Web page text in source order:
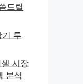
드릴
기 투
시장
분석